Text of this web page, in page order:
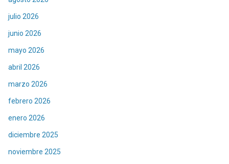
julio 2026
junio 2026
mayo 2026
abril 2026
marzo 2026
febrero 2026
enero 2026
diciembre 2025
noviembre 2025